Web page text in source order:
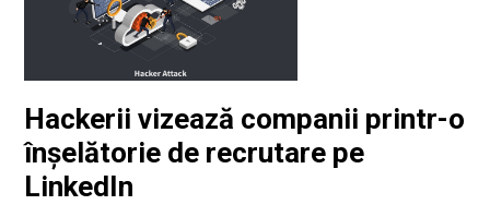
Hackerii vizează companii printr-o
înșelătorie de recrutare pe
LinkedIn